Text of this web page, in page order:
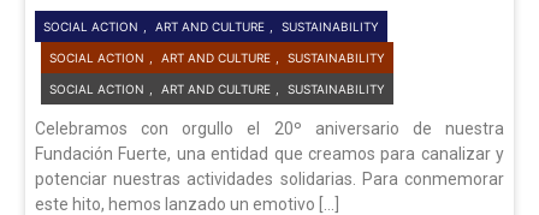
SOCIAL ACTION ART AND CULTURE SUSTAINABILITY
SOCIAL ACTION ART AND CULTURE SUSTAINABILITY
SOCIAL ACTION ART AND CULTURE SUSTAINABILITY
Celebramos con orgullo el 20º aniversario de nuestra
Fundación Fuerte, una entidad que creamos para canalizar y
potenciar nuestras actividades solidarias. Para conmemorar
este hito, hemos lanzado un emotivo […]